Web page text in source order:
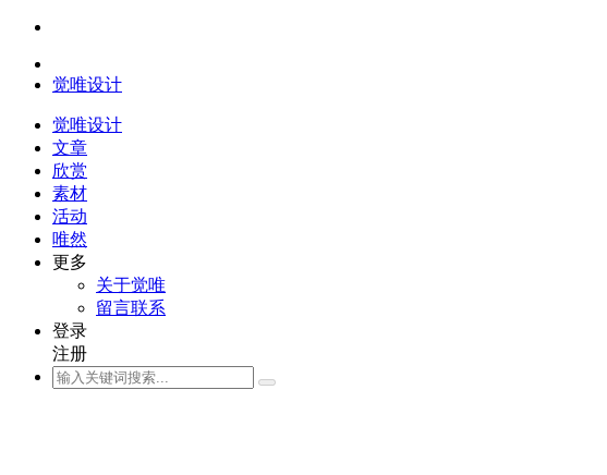
觉唯设计
觉唯设计
文章
欣赏
素材
活动
唯然
更多
关于觉唯
留言联系
登录
注册